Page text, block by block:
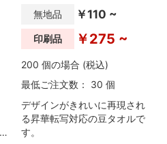
無地品 ￥110 ~
印刷品 ￥275 ~
200 個の場合 (税込)
最低ご注文数： 30 個
デザインがきれいに再現され
る昇華転写対応の豆タオルで
す。